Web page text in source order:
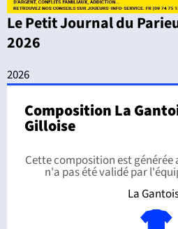
Le Petit Journal du
2026
2026
Composition La
Gilloise
Cette composition est
n'a pas été validé par
La